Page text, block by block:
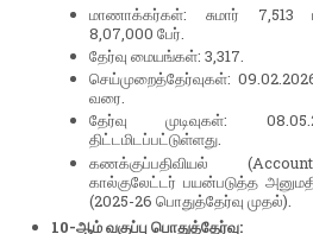
மாணாக்கர்கள்: சுமார் 7,513
8,07,000 பேர்.
தேர்வு மையங்கள்: 3,317.
செய்முறைத்தேர்வுகள்:
வரை.
தேர்வு முடிவுகள்:
திட்டமிடப்பட்டுள்ளது.
கணக்குப்பதிவியல்
கால்குலேட்டர் பயன்படுத்த
(2025-26 பொதுத்தேர்வு முதல்).
10-ஆம் வகுப்பு பொதுத்தேர்வு: